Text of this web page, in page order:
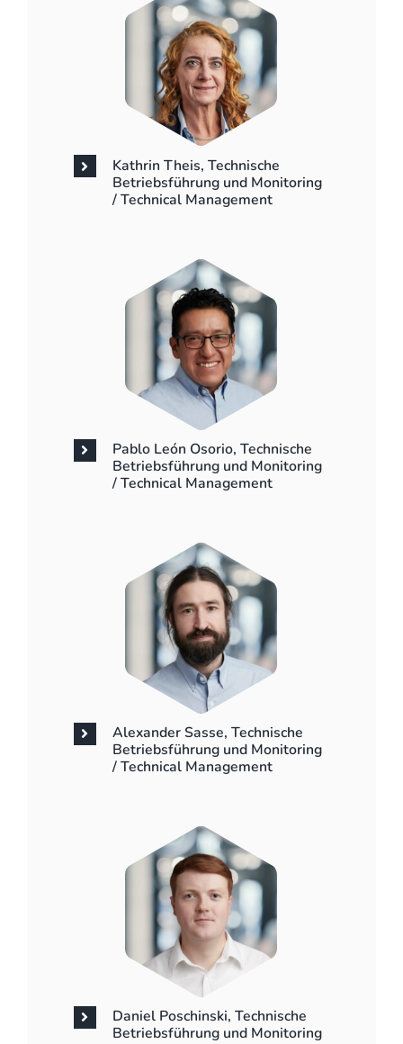
Kathrin Theis, Technische
Betriebsführung und Monitoring
/ Technical Management
Pablo León Osorio, Technische
Betriebsführung und Monitoring
/ Technical Management
Alexander Sasse, Technische
Betriebsführung und Monitoring
/ Technical Management
Daniel Poschinski, Technische
Betriebsführung und Monitoring